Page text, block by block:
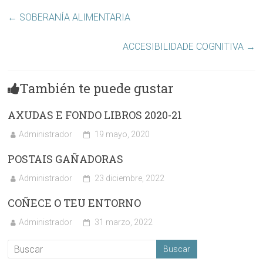
← SOBERANÍA ALIMENTARIA
ACCESIBILIDADE COGNITIVA →
También te puede gustar
AXUDAS E FONDO LIBROS 2020-21
Administrador 19 mayo, 2020
POSTAIS GAÑADORAS
Administrador 23 diciembre, 2022
COÑECE O TEU ENTORNO
Administrador 31 marzo, 2022